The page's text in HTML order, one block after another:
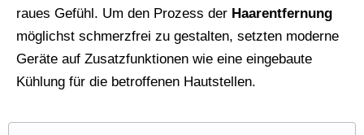
raues Gefühl. Um den Prozess der Haarentfernung
möglichst schmerzfrei zu gestalten, setzten moderne
Geräte auf Zusatzfunktionen wie eine eingebaute
Kühlung für die betroffenen Hautstellen.